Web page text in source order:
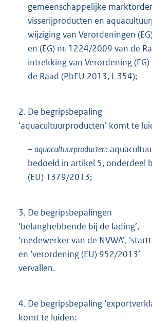
gemeenschappelijke
visserijproducten en
wijziging van Verordeningen
en (EG) nr. 1224/2009 van de
intrekking van Verordening
de Raad (PbEU 2013, L 354);
2. De begripsbepaling
‘aquacultuurproducten’ komt te
–aquacultuurproducten:
bedoeld in artikel 5, onderdeel
(EU) 1379/2013;
3. De begripsbepalingen
‘belanghebbende bij de lading’,
‘medewerker van de NVWA’,
en ‘verordening (EU) 952/2013’
vervallen.
4. De begripsbepaling
komt te luiden: